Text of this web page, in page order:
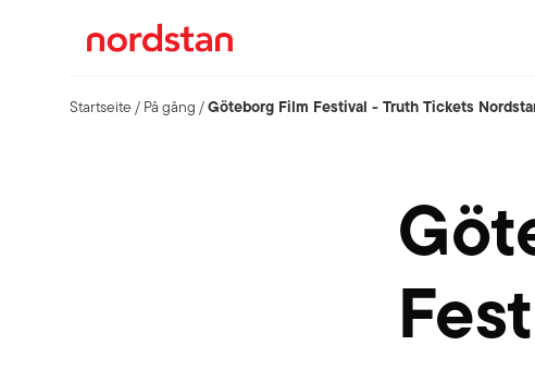
Startseite / På gång /Göteborg Film Festival - Truth Tickets